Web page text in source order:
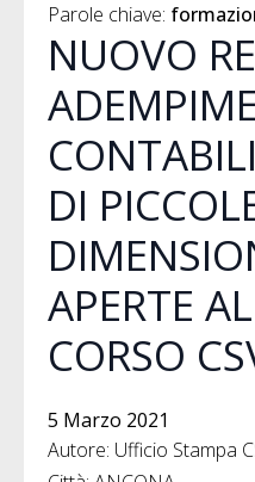
Parole chiave:
NUOVO
DI
APERTE
CORSO
5 Marzo 2021
Autore: Ufficio Stampa